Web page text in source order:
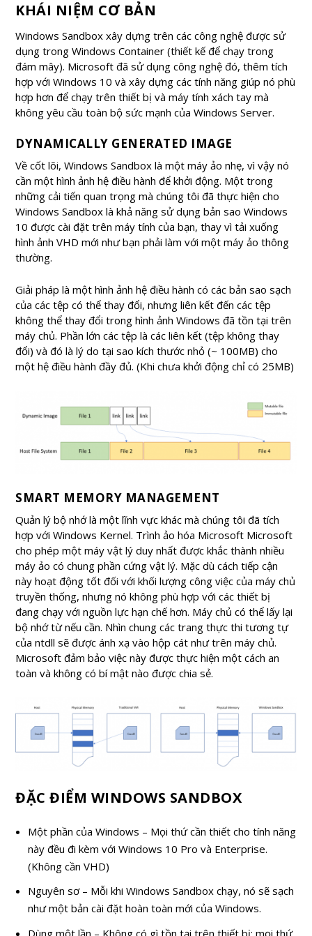
KHÁI NIỆM CƠ BẢN
Windows Sandbox xây dựng trên các công nghệ được sử
dụng trong Windows Container (thiết kế để chạy trong
đám mây). Microsoft đã sử dụng công nghệ đó, thêm tích
hợp với Windows 10 và xây dựng các tính năng giúp nó phù
hợp hơn để chạy trên thiết bị và máy tính xách tay mà
không yêu cầu toàn bộ sức mạnh của Windows Server.
DYNAMICALLY GENERATED IMAGE
Về cốt lõi, Windows Sandbox là một máy ảo nhẹ, vì vậy nó
cần một hình ảnh hệ điều hành để khởi động. Một trong
những cải tiến quan trọng mà chúng tôi đã thực hiện cho
Windows Sandbox là khả năng sử dụng bản sao Windows
10 được cài đặt trên máy tính của bạn, thay vì tải xuống
hình ảnh VHD mới như bạn phải làm với một máy ảo thông
thường.
Giải pháp là một hình ảnh hệ điều hành có các bản sao sạch
của các tệp có thể thay đổi, nhưng liên kết đến các tệp
không thể thay đổi trong hình ảnh Windows đã tồn tại trên
máy chủ. Phần lớn các tệp là các liên kết (tệp không thay
đổi) và đó là lý do tại sao kích thước nhỏ (~ 100MB) cho
một hệ điều hành đầy đủ. (Khi chưa khởi động chỉ có 25MB)
SMART MEMORY MANAGEMENT
Quản lý bộ nhớ là một lĩnh vực khác mà chúng tôi đã tích
hợp với Windows Kernel. Trình ảo hóa Microsoft Microsoft
cho phép một máy vật lý duy nhất được khắc thành nhiều
máy ảo có chung phần cứng vật lý. Mặc dù cách tiếp cận
này hoạt động tốt đối với khối lượng công việc của máy chủ
truyền thống, nhưng nó không phù hợp với các thiết bị
đang chạy với nguồn lực hạn chế hơn. Máy chủ có thể lấy lại
bộ nhớ từ nếu cần. Nhìn chung các trang thực thi tương tự
của ntdll sẽ được ánh xạ vào hộp cát như trên máy chủ.
Microsoft đảm bảo việc này được thực hiện một cách an
toàn và không có bí mật nào được chia sẻ.
ĐẶC ĐIỂM WINDOWS SANDBOX
Một phần của Windows – Mọi thứ cần thiết cho tính năng
này đều đi kèm với Windows 10 Pro và Enterprise.
(Không cần VHD)
Nguyên sơ – Mỗi khi Windows Sandbox chạy, nó sẽ sạch
như một bản cài đặt hoàn toàn mới của Windows.
Dùng một lần – Không có gì tồn tại trên thiết bị; mọi thứ